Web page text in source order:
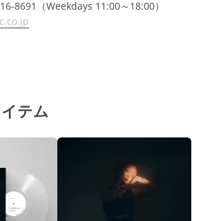
8691（Weekdays 11:00～18:00）
テム